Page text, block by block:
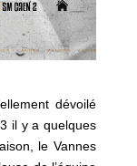
dévoilé
il y a quelques
le Vannes